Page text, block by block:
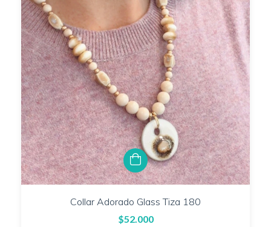
Collar Adorado Glass Tiza 180
$52.000